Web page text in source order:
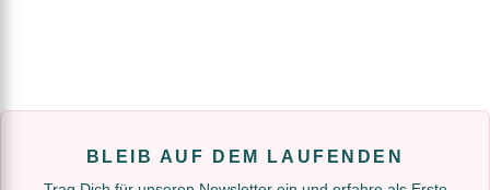
BLEIB AUF DEM LAUFENDEN